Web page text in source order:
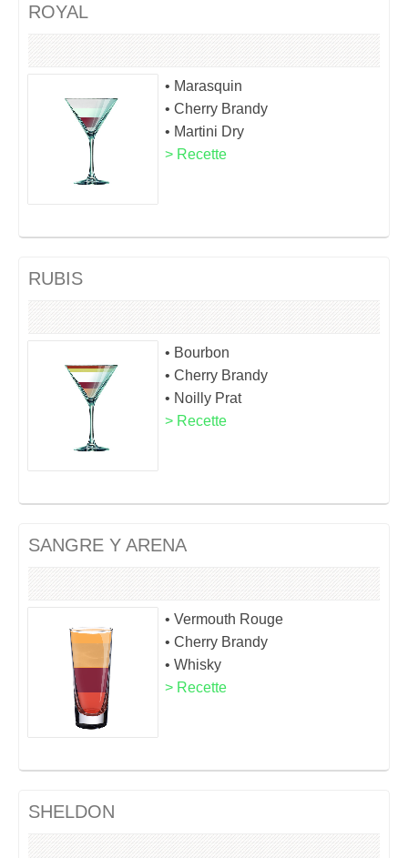
ROYAL
• Marasquin
• Cherry Brandy
• Martini Dry
> Recette
RUBIS
• Bourbon
• Cherry Brandy
• Noilly Prat
> Recette
SANGRE Y ARENA
• Vermouth Rouge
• Cherry Brandy
• Whisky
> Recette
SHELDON